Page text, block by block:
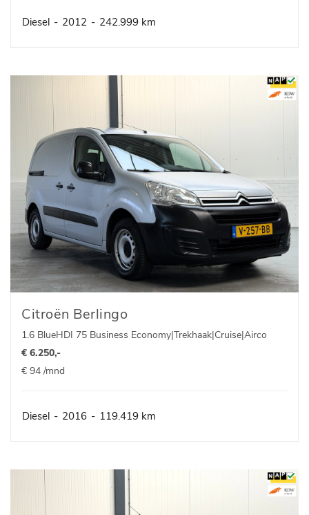
Diesel - 2012 - 242.999 km
Citroën Berlingo
1.6 BlueHDI 75 Business Economy|Trekhaak|Cruise|Airco
€ 6.250,-
€ 94 /mnd
Diesel - 2016 - 119.419 km